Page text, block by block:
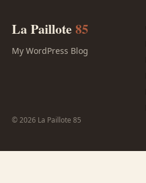
La Paillote85
My WordPress Blog
© 2026 La Paillote 85